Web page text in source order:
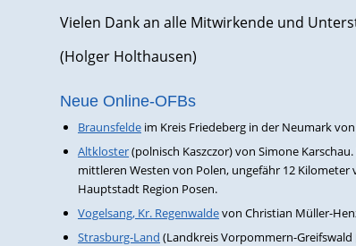
Vielen Dank an alle Mitwirkende und
(Holger Holthausen)
Neue Online-OFBs
Braunsfelde im Kreis Friedeberg in der Neumark
Altkloster(polnisch Kaszczor) von Simone
mittleren Westen von Polen, ungefähr 12
Hauptstadt Region Posen.
Vogelsang, Kr. Regenwaldevon Christian Müller-
Strasburg-Land (Landkreis Vorpommern-